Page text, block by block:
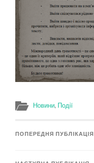
Новини, Події
ПОПЕРЕДНЯ ПУБЛІКАЦІЯ